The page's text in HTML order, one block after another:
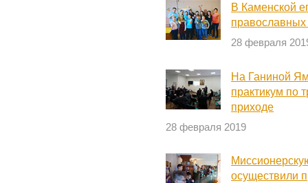
В Каменской
28 февраля
На Ганиной
практикум по
приходе
28 февраля 2019
осуществили